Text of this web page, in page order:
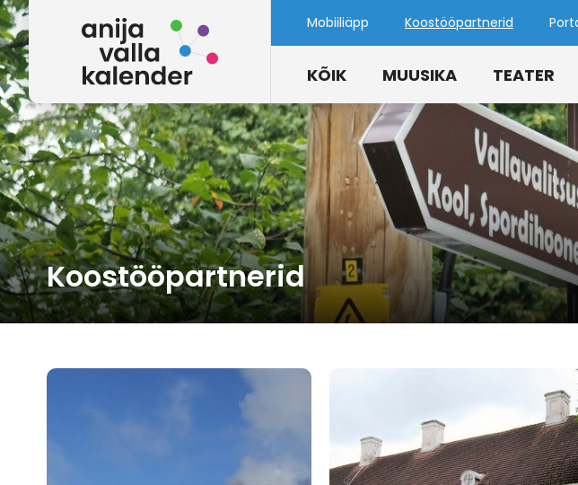
Mobiiliäpp Koostööpartnerid
KÕIK MUUSIKA TEATER
Koostööpartnerid